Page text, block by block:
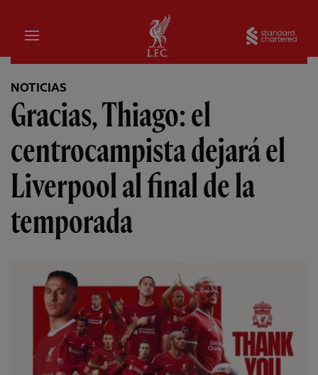
Hogar
NOTICIAS
Gracias, Thiago: el
centrocampista dejará el
Liverpool al final de la
temporada